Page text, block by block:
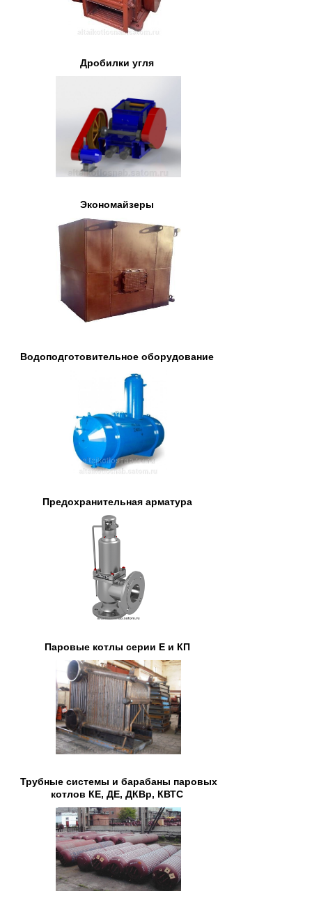
Дробилки угля
Экономайзеры
Водоподготовительное оборудование
Предохранительная арматура
Паровые котлы серии Е и КП
Трубные системы и барабаны паровых
котлов КЕ, ДЕ, ДКВр, КВТС